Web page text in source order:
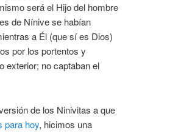
será el Hijo del hombre
de Nínive se habían
a Él (que sí es Dios)
por los portentos y
exterior; no captaban el
de los Ninivitas a que
para hoy, hicimos una